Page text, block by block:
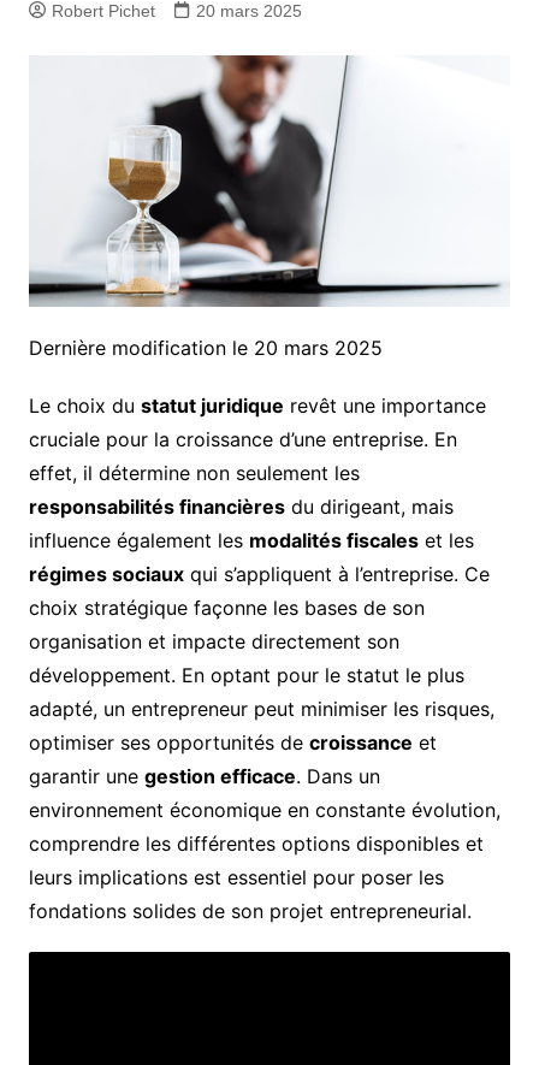
Robert Pichet 20 mars 2025
Dernière modification le 20 mars 2025
Le choix du statut juridique revêt une importance
cruciale pour la croissance d’une entreprise. En
effet, il détermine non seulement les
responsabilités financièresdu dirigeant, mais
influence également les modalités fiscaleset les
régimes sociauxqui s’appliquent à l’entreprise. Ce
choix stratégique façonne les bases de son
organisation et impacte directement son
développement. En optant pour le statut le plus
adapté, un entrepreneur peut minimiser les risques,
optimiser ses opportunités de croissance et
garantir une gestion efficace. Dans un
environnement économique en constante évolution,
comprendre les différentes options disponibles et
leurs implications est essentiel pour poser les
fondations solides de son projet entrepreneurial.